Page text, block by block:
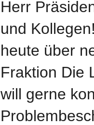
Herr
und
heute über
Fraktion Die
will gerne